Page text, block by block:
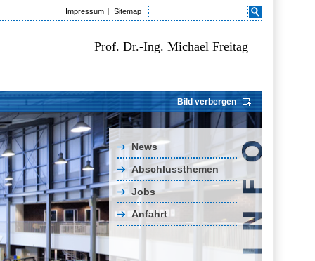
Impressum Sitemap
Prof. Dr.-Ing. Michael Freitag
Bild verbergen
News
Abschlussthemen
Jobs
Anfahrt